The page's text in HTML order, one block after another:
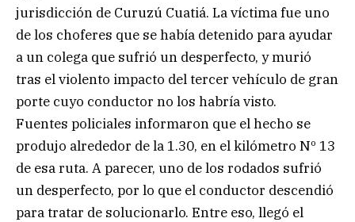
jurisdicción de Curuzú Cuatiá. La víctima fue uno
de los choferes que se había detenido para ayudar
a un colega que sufrió un desperfecto, y murió
tras el violento impacto del tercer vehículo de gran
porte cuyo conductor no los habría visto.
Fuentes policiales informaron que el hecho se
produjo alrededor de la 1.30, en el kilómetro Nº 13
de esa ruta. A parecer, uno de los rodados sufrió
un desperfecto, por lo que el conductor descendió
para tratar de solucionarlo. Entre eso, llegó el